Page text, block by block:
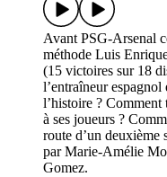
Avant PSG-Arsenal
méthode Luis
(15 victoires sur 18
l’entraîneur
l’histoire ?
à ses joueurs ?
route d’un deuxième
par Marie-Amélie
Gomez.